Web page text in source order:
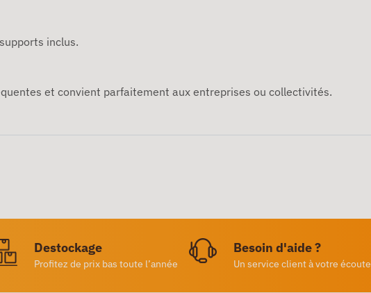
inclus.
et convient parfaitement aux entreprises ou collectivités.
Destockage
Profitez de prix bas toute l’année
Besoin d'aide ?
Un service client à votre écoute